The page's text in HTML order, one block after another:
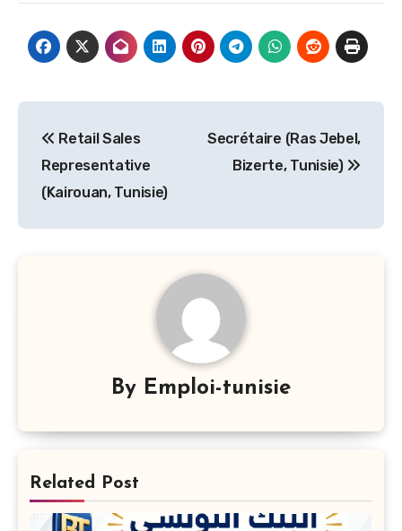
de
l’article
Retail Sales
Representative
(Kairouan, Tunisie)
Secrétaire (Ras Jebel,
Bizerte, Tunisie)
By Emploi-tunisie
Related Post